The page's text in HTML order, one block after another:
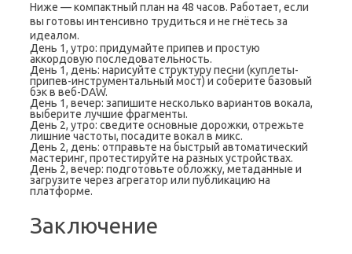
Ниже — компактный план на 48 часов. Работает, если
вы готовы интенсивно трудиться и не гнётесь за
идеалом.
День 1, утро: придумайте припев и простую
аккордовую последовательность.
День 1, день: нарисуйте структуру песни (куплеты-
припев-инструментальный мост) и соберите базовый
бэк в веб-DAW.
День 1, вечер: запишите несколько вариантов вокала,
выберите лучшие фрагменты.
День 2, утро: сведите основные дорожки, отрежьте
лишние частоты, посадите вокал в микс.
День 2, день: отправьте на быстрый автоматический
мастеринг, протестируйте на разных устройствах.
День 2, вечер: подготовьте обложку, метаданные и
загрузите через агрегатор или публикацию на
платформе.
Заключение